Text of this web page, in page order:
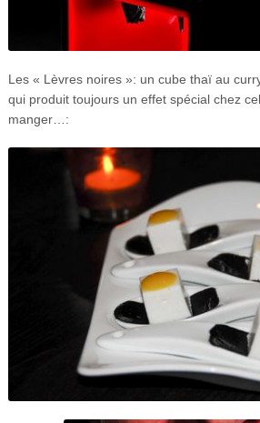
Les « Lèvres noires »: un cube thaï au
qui produit toujours un effet spécial chez
manger…: